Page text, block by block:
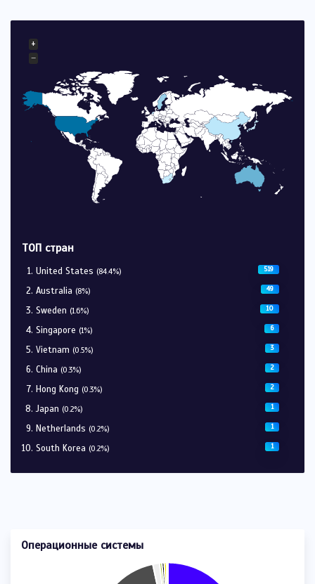
+
−
ТОП стран
United States (84.4%) 519
Australia (8%) 49
Sweden (1.6%) 10
Singapore (1%) 6
Vietnam (0.5%) 3
China (0.3%) 2
Hong Kong (0.3%) 2
Japan (0.2%) 1
Netherlands (0.2%) 1
South Korea (0.2%) 1
Операционные системы